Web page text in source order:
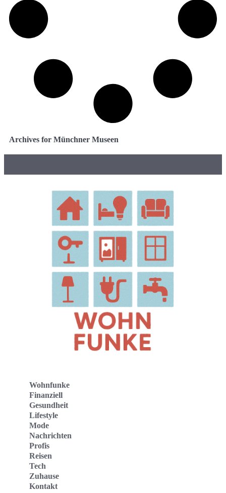
Archives for Münchner Museen
Wohnfunke
Finanziell
Gesundheit
Lifestyle
Mode
Nachrichten
Profis
Reisen
Tech
Zuhause
Kontakt